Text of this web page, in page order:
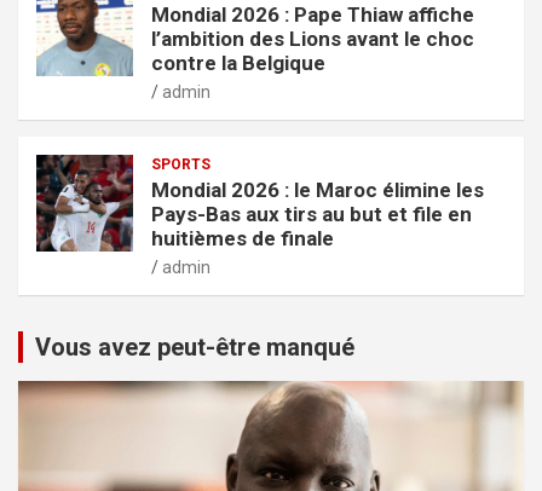
Mondial 2026 : Pape Thiaw affiche
l’ambition des Lions avant le choc
contre la Belgique
admin
SPORTS
Mondial 2026 : le Maroc élimine les
Pays-Bas aux tirs au but et file en
huitièmes de finale
admin
Vous avez peut-être manqué